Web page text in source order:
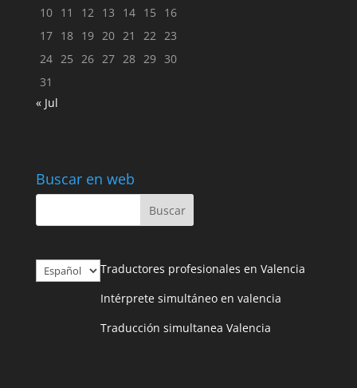
10 11 12 13 14 15
16
17 18 19 20 21 22 23
24 25 26 27 28 29 30
31
« Jul
Buscar en web
Elegir
un
Traductores profesionales en Valencia
Intérprete simultáneo en valencia
Traducción simultanea Valencia